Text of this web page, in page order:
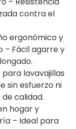
contra el
ergonómico y
– Fácil agarre y
lavavajillas
sin esfuerzo ni
calidad.
hogar y
– Ideal para